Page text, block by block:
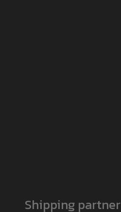
Shipping partner